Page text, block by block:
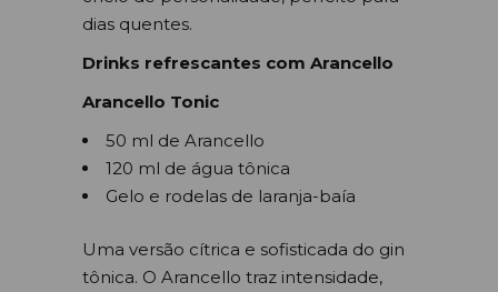
dias quentes.
Drinks refrescantes com Arancello
Arancello Tonic
50 ml de Arancello
120 ml de água tônica
Gelo e rodelas de laranja-baía
Uma versão cítrica e sofisticada do gin
tônica. O Arancello traz intensidade,